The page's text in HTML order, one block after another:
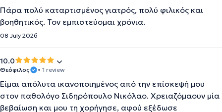
Πάρα πολύ καταρτισμένος γιατρός, πολύ φιλικός και
βοηθητικός. Τον εμπιστεύομαι χρόνια.
08 July 2026
10.0
Θεόφιλος • 1 review
Είμαι απόλυτα ικανοποιημένος από την επίσκεψή μου
στον παθολόγο Σιδηρόπουλο Νικόλαο. Χρειαζόμαουν μία
βεβαίωση και μου τη χορήγησε, αφού εξέδωσε